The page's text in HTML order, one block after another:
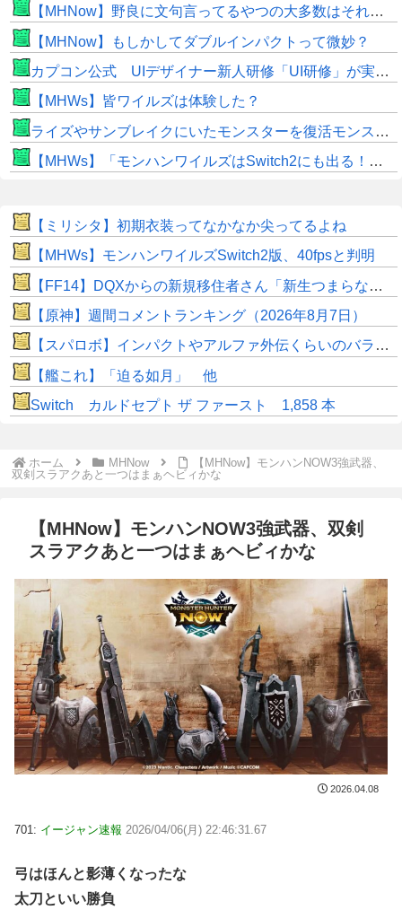
【MHNow】野良に文句言ってるやつの大多数はそれしてないだけの雑魚だから聞く耳持つだけムダよ
【MHNow】もしかしてダブルインパクトって微妙？
カプコン公式 UIデザイナー新人研修「UI研修」が実装まで進みました！
【MHWs】皆ワイルズは体験した？
ライズやサンブレイクにいたモンスターを復活モンスターと呼ぶのはやめよう
【MHWs】「モンハンワイルズはSwitch2にも出る！」👈こいつにかけたい言葉ｗｗｗｗｗｗｗｗｗ
【ミリシタ】初期衣装ってなかなか尖ってるよね
【MHWs】モンハンワイルズSwitch2版、40fpsと判明
【FF14】DQXからの新規移住者さん「新生つまらないって聞いてたけど普通に面白くてワロタｗｗ」
【原神】週間コメントランキング（2026年8月7日）
【スパロボ】インパクトやアルファ外伝くらいのバランス求む！！ → インパクトも最終的にはコアブースターで雑魚は一撃で倒せてたけどね
【艦これ】「迫る如月」 他
Switch カルドセプト ザ ファースト 1,858 本
ホーム MHNow
【MHNow】モンハンNOW3強武器、
双剣スラアクあと一つはまぁヘビィかな
【MHNow】モンハンNOW3強武器、双剣
スラアクあと一つはまぁヘビィかな
2026.04.08
701: イージャン速報 2026/04/06(月) 22:46:31.67
弓はほんと影薄くなったな
太刀といい勝負